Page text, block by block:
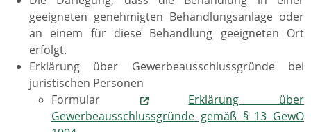
geeigneten genehmigten Behandlungsanlage oder
an einem für diese Behandlung geeigneten Ort
erfolgt.
Erklärung über Gewerbeausschlussgründe bei
juristischen Personen
Formular
Erklärung über
Gewerbeausschlussgründe gemäß § 13 GewO